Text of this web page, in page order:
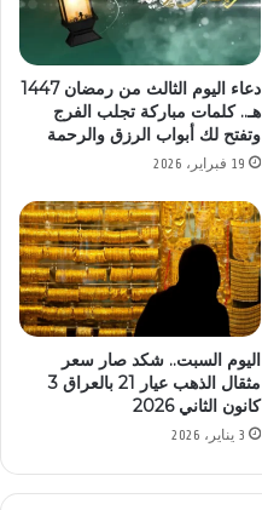
دعاء اليوم الثالث من رمضان 1447
هـ.. كلمات مباركة تجلب الفرج
وتفتح لك أبواب الرزق والرحمة
19 فبراير، 2026
اليوم السبت.. شكد صار سعر
مثقال الذهب عيار 21 بالعراق 3
كانون الثاني 2026
3 يناير، 2026